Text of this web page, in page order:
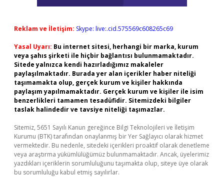
Reklam ve İletişim: Skype: live:.cid.575569c608265c69
Yasal Uyarı: Bu internet sitesi, herhangi bir marka, kurum
veya şahıs şirketi ile hiçbir bağlantısı bulunmamaktadır.
Sitede yalnızca kendi hazırladığımız makaleler
paylaşılmaktadır. Burada yer alan içerikler haber niteliği
taşımamakta olup, gerçek kurum ve kişiler hakkında
paylaşım yapılmamaktadır. Gerçek kurum ve kişiler ile isim
benzerlikleri tamamen tesadüfidir. Sitemizdeki bilgiler
taslak halindedir ve tavsiye niteliği taşımazlar.
Sitemiz, 5651 Sayılı Kanun gereğince Bilgi Teknolojileri ve İletişim
Kurumu (BTK) tarafından onaylanmış bir Yer Sağlayıcı olarak hizmet
vermektedir. Bu nedenle, sitedeki içerikleri proaktif olarak denetleme
veya araştırma yükümlülüğümüz bulunmamaktadır. Ancak, üyelerimiz
yazdıkları içeriklerin sorumluluğunu taşımakta olup, siteye üye olarak
bu sorumluluğu kabul etmiş sayılırlar.